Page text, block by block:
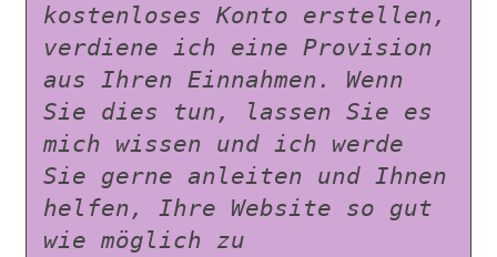
kostenloses Konto erstellen,
verdiene ich eine Provision
aus Ihren Einnahmen. Wenn
Sie dies tun, lassen Sie es
mich wissen und ich werde
Sie gerne anleiten und Ihnen
helfen, Ihre Website so gut
wie möglich zu